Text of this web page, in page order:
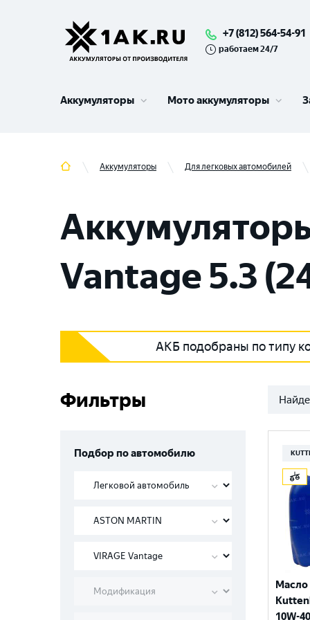
+7 (812) 564-54-91
работаем 24/7
Аккумуляторы Мото аккумуляторы
Аккумуляторы Для легковых автомобилей
Vantage 5.3
АКБ подобраны по типу
Фильтры
Подбор по автомобилю
10W-